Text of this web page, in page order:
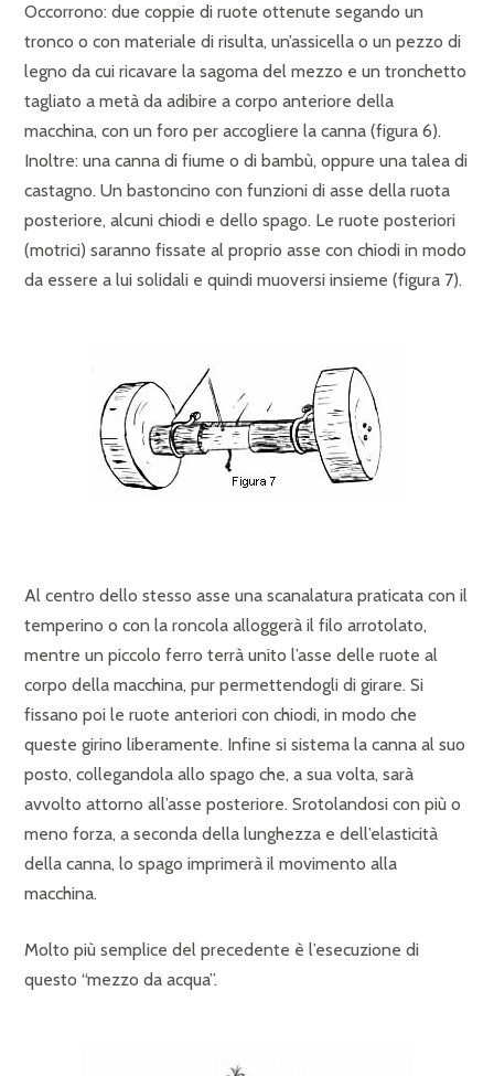
Occorrono: due coppie di ruote ottenute segando un
tronco o con materiale di risulta, un’assicella o un pezzo di
legno da cui ricavare la sagoma del mezzo e un tronchetto
tagliato a metà da adibire a corpo anteriore della
macchina, con un foro per accogliere la canna (figura 6).
Inoltre: una canna di fiume o di bambù, oppure una talea di
castagno. Un bastoncino con funzioni di asse della ruota
posteriore, alcuni chiodi e dello spago. Le ruote posteriori
(motrici) saranno fissate al proprio asse con chiodi in modo
da essere a lui solidali e quindi muoversi insieme (figura 7).
Al centro dello stesso asse una scanalatura praticata con il
temperino o con la roncola alloggerà il filo arrotolato,
mentre un piccolo ferro terrà unito l’asse delle ruote al
corpo della macchina, pur permettendogli di girare. Si
fissano poi le ruote anteriori con chiodi, in modo che
queste girino liberamente. Infine si sistema la canna al suo
posto, collegandola allo spago che, a sua volta, sarà
avvolto attorno all’asse posteriore. Srotolandosi con più o
meno forza, a seconda della lunghezza e dell’elasticità
della canna, lo spago imprimerà il movimento alla
macchina.
Molto più semplice del precedente è l’esecuzione di
questo “mezzo da acqua”.